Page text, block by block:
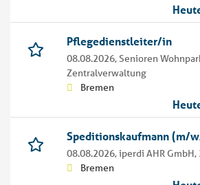
Pflegedienstleiter/in
08.08.2026,Senioren
Zentralverwaltung
Bremen
Speditionskaufmann (m/
08.08.2026,iperdi AHR
Bremen